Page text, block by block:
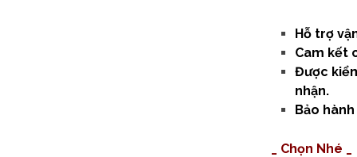
Hỗ trợ
Cam kết
Được
nhận.
Bảo
_ Chọn Nhé _